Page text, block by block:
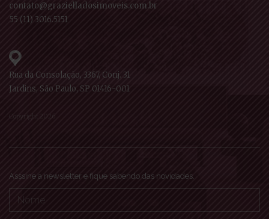
contato@grazielladosimoveis.com.br
55 (11) 3016.5151
Rua da Consolação, 3367, Conj. 31
Jardins, São Paulo, SP 01416-001
Copyright 2026
Asssine a newsletter e fique sabendo das novidades.